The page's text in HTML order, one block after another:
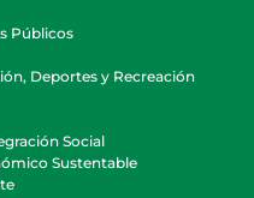
Públicos
Deportes y Recreación
Social
Sustentable